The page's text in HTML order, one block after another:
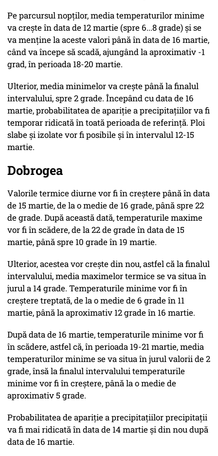
Pe parcursul nopților, media temperaturilor minime
va crește în data de 12 martie (spre 6...8 grade) și se
va menține la aceste valori până în data de 16 martie,
când va începe să scadă, ajungând la aproximativ -1
grad, în perioada 18-20 martie.
Ulterior, media minimelor va crește până la finalul
intervalului, spre 2 grade. Începând cu data de 16
martie, probabilitatea de apariție a precipitațiilor va fi
temporar ridicată în toată perioada de referință. Ploi
slabe și izolate vor fi posibile și în intervalul 12-15
martie.
Dobrogea
Valorile termice diurne vor fi în creștere până în data
de 15 martie, de la o medie de 16 grade, până spre 22
de grade. După această dată, temperaturile maxime
vor fi în scădere, de la 22 de grade în data de 15
martie, până spre 10 grade în 19 martie.
Ulterior, acestea vor crește din nou, astfel că la finalul
intervalului, media maximelor termice se va situa în
jurul a 14 grade. Temperaturile minime vor fi în
creștere treptată, de la o medie de 6 grade în 11
martie, până la aproximativ 12 grade în 16 martie.
După data de 16 martie, temperaturile minime vor fi
în scădere, astfel că, în perioada 19-21 martie, media
temperaturilor minime se va situa în jurul valorii de 2
grade, însă la finalul intervalului temperaturile
minime vor fi în creștere, până la o medie de
aproximativ 5 grade.
Probabilitatea de apariție a precipitațiilor precipitații
va fi mai ridicată în data de 14 martie și din nou după
data de 16 martie.